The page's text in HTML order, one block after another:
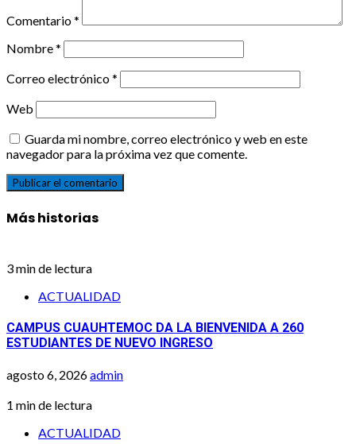
Comentario*
Nombre*
Correo electrónico*
Web
Guarda mi nombre, correo electrónico y web en este
navegador para la próxima vez que comente.
Más historias
3 min de lectura
ACTUALIDAD
CAMPUS CUAUHTEMOC DA LA BIENVENIDA A 260
ESTUDIANTES DE NUEVO INGRESO
agosto 6, 2026admin
1 min de lectura
ACTUALIDAD